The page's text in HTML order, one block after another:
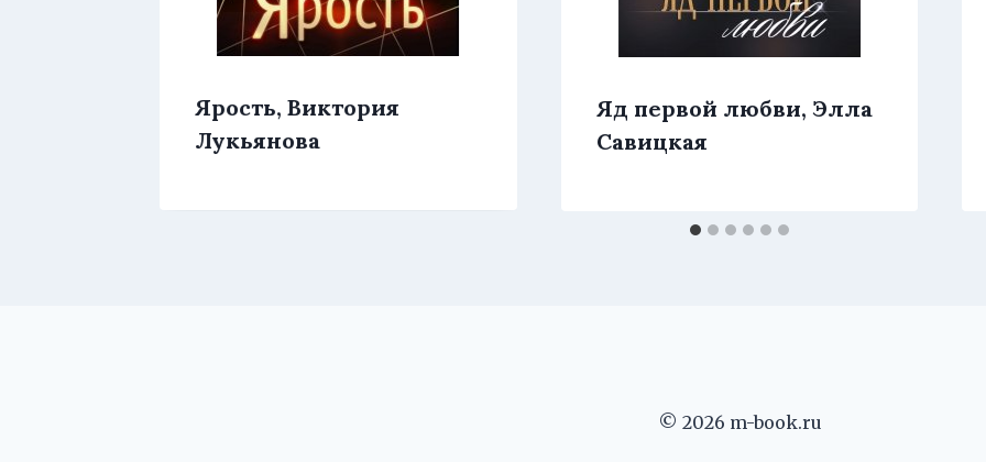
Ярость, Виктория
Лукьянова
Яд первой любви, Элла
Савицкая
© 2026 m-book.ru